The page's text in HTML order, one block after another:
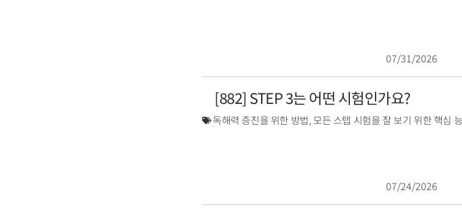
07/31/2026
[882] STEP 3는 어떤 시험인가요?
독해력 증진을 위한 방법, 모든 스텝 시험을 잘 보기 위한 핵심
07/24/2026